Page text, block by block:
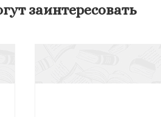
заинтересовать